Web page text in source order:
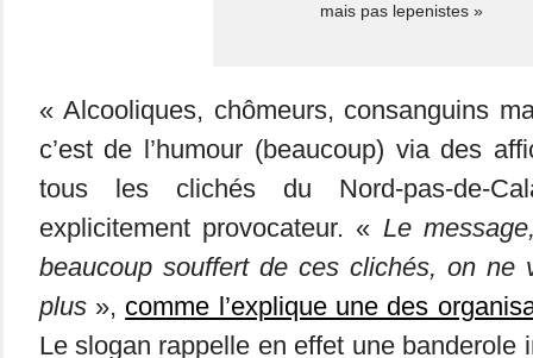
mais pas lepenistes »
« Alcooliques, chômeurs, consanguins
c’est de l’humour (beaucoup) via des
tous les clichés du Nord-pas-de-
explicitement provocateur. « Le
beaucoup souffert de ces clichés, on ne
plus», comme l’explique une des
Le slogan rappelle en effet une banderole